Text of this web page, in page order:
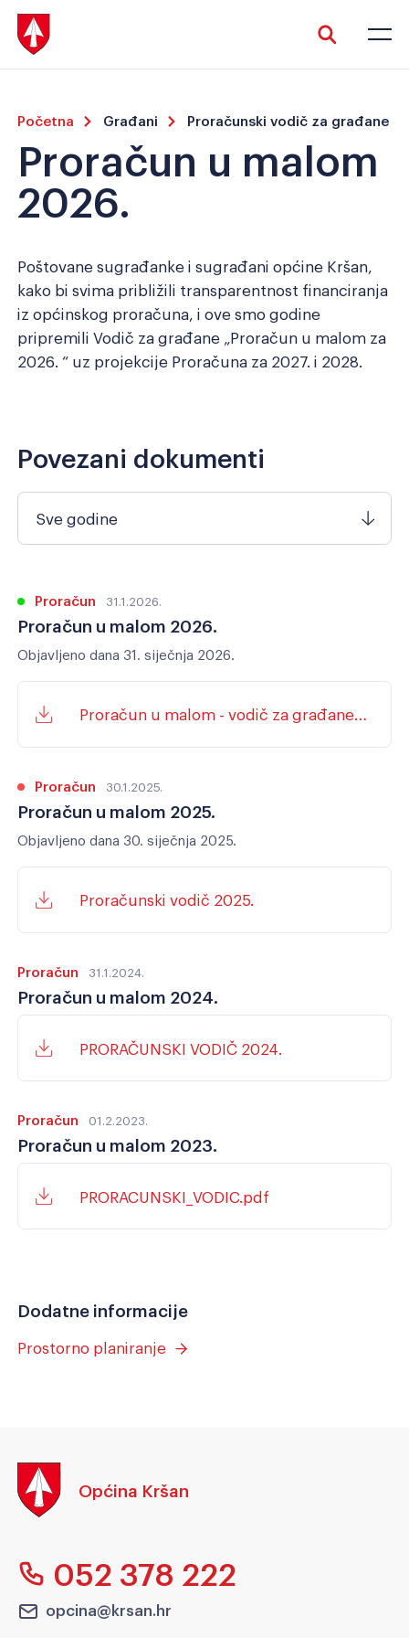
Veliki tekst
Crno-bijelo Razmak slova
Resetiraj alate
Početna Građani Proračunski vodič za građane
Proračun u malom
2026.
Poštovane sugrađanke i sugrađani općine Kršan,
kako bi svima približili transparentnost financiranja
iz općinskog proračuna, i ove smo godine
pripremili Vodič za građane „Proračun u malom za
2026. “ uz projekcije Proračuna za 2027. i 2028.
Povezani dokumenti
Sve godine
Proračun 31.1.2026.
Proračun u malom 2026.
Objavljeno dana 31. siječnja 2026.
Proračun u malom - vodič za građane
Proračun 30.1.2025.
Proračun u malom 2025.
Objavljeno dana 30. siječnja 2025.
Proračunski vodič 2025.
Proračun 31.1.2024.
Proračun u malom 2024.
PRORAČUNSKI VODIČ 2024.
Proračun 01.2.2023.
Proračun u malom 2023.
PRORACUNSKI_VODIC.pdf
Dodatne informacije
Prostorno planiranje
Općina Kršan
052 378 222
opcina@krsan.hr